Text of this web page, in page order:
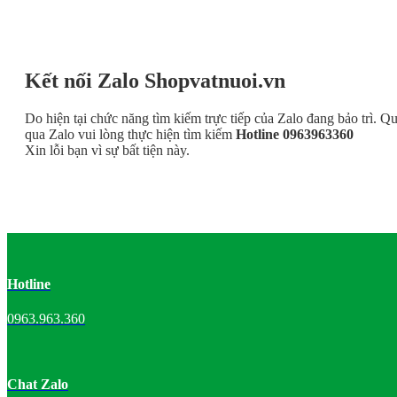
Kết nối Zalo Shopvatnuoi.vn
Do hiện tại chức năng tìm kiếm trực tiếp của Zalo đang bảo trì.
qua Zalo vui lòng thực hiện tìm kiếm Hotline 0963963360
Xin lỗi bạn vì sự bất tiện này.
Hotline
0963.963.360
Chat Zalo